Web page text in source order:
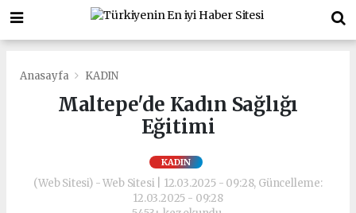
Anasayfa KADIN
Maltepe'de Kadın Sağlığı
Eğitimi
KADIN
(Web Sitesi) - Web Sitesi | 12.03.2025 - 09:28, Güncelleme:
12.03.2025 - 09:28